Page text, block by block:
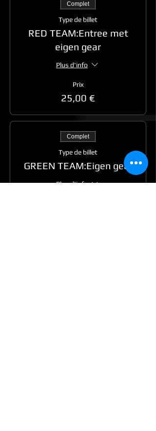
Complet
Type de billet
RED TEAM:Entree met
eigen gear
Plus d'info
Prix
25,00 €
Complet
Type de billet
GREEN TEAM:Eigen gear
Plus d'info